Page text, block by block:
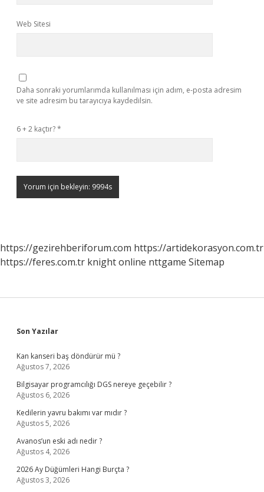
Web Sitesi
Daha sonraki yorumlarımda kullanılması için adım, e-posta adresim
ve site adresim bu tarayıcıya kaydedilsin.
6 + 2 kaçtır?*
https://gezirehberiforum.com https://artidekorasyon.com.tr
https://feres.com.tr knight online nttgame Sitemap
Sidebar
Son Yazılar
Kan kanseri baş döndürür mü ?
Ağustos 7, 2026
Bilgisayar programcılığı DGS nereye geçebilir ?
Ağustos 6, 2026
Kedilerin yavru bakımı var mıdır ?
Ağustos 5, 2026
Avanos’un eski adı nedir ?
Ağustos 4, 2026
2026 Ay Düğümleri Hangi Burçta ?
Ağustos 3, 2026